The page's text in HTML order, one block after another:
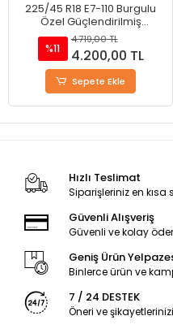
225/45 R18 E7-110 Burgulu
Özel Güçlendirilmiş
Takmatik Kar Zinciri
%11
4.719,00 TL
4.200,00 TL
Sepete Ekle
Hızlı Teslimat
Siparişleriniz en kısa
Güvenli Alışveriş
Güvenli ve kolay
Geniş Ürün
Binlerce ürün ve
7 / 24 DESTEK
Öneri ve